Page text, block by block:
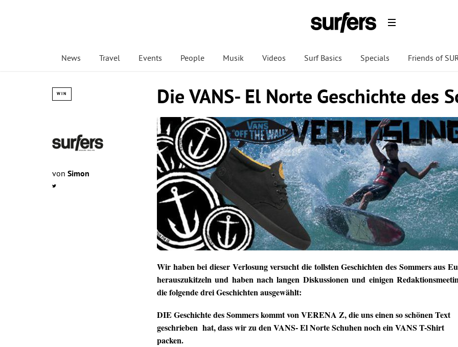
News Travel Events People Musik Videos Surf Basics Specials Friends of
WIN Die VANS- El Norte Geschichte des
von Simon
Wir haben bei dieser Verlosung versucht die tollsten Geschichten des Sommers aus
herauszukitzeln und haben nach langen Diskussionen und einigen
die folgende drei Geschichten ausgewählt:
DIE Geschichte des Sommers kommt von VERENA Z, die uns einen so schönen Text
geschrieben hat, dass wir zu den VANS- El Norte Schuhen noch ein VANS T-Shirt
packen.